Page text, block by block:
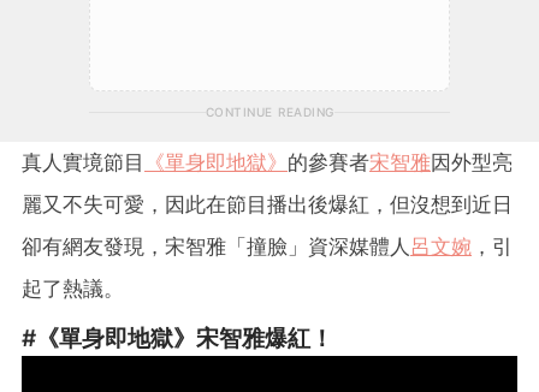
CONTINUE READING
真人實境節目 《單身即地獄》 的參賽者宋智雅因外型亮
麗又不失可愛，因此在節目播出後爆紅，但沒想到近日
卻有網友發現，宋智雅「撞臉」資深媒體人 呂文婉 ，引
起了熱議。
#《單身即地獄》宋智雅爆紅！